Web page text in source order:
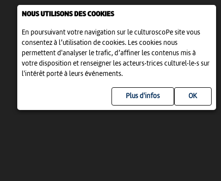
NOUS UTILISONS DES COOKIES
En poursuivant votre navigation sur le culturoscoPe site vous
consentez à l’utilisation de cookies. Les cookies nous
permettent d'analyser le trafic, d’affiner les contenus mis à
votre disposition et renseigner les acteurs·trices culturel·le·s sur
l'intérêt porté à leurs événements.
Plus d'infos